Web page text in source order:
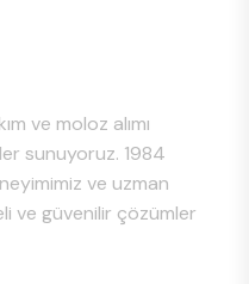
ve moloz alımı
sunuyoruz. 1984
ve uzman
ve güvenilir çözümler